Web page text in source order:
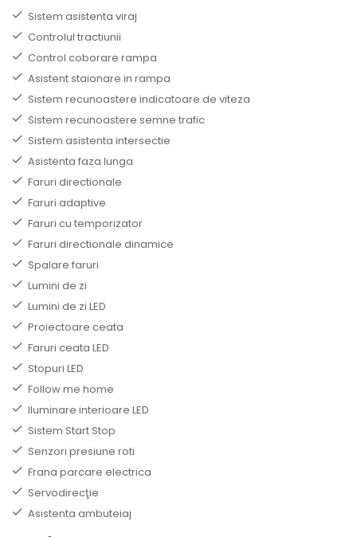
Sistem asistenta viraj
Controlul tractiunii
Control coborare rampa
Asistent staionare in rampa
Sistem recunoastere indicatoare de viteza
Sistem recunoastere semne trafic
Sistem asistenta intersectie
Asistenta faza lunga
Faruri directionale
Faruri adaptive
Faruri cu temporizator
Faruri directionale dinamice
Spalare faruri
Lumini de zi
Lumini de zi LED
Proiectoare ceata
Faruri ceata LED
Stopuri LED
Follow me home
Iluminare interioare LED
Sistem Start Stop
Senzori presiune roti
Frana parcare electrica
Servodirecţie
Asistenta ambuteiaj